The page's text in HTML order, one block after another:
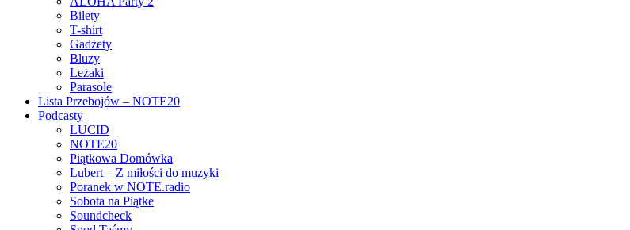
Bilety
T-shirt
Gadżety
Bluzy
Leżaki
Parasole
Lista Przebojów – NOTE20
Podcasty
LUCID
NOTE20
Piątkowa Domówka
Lubert – Z miłości do muzyki
Poranek w NOTE.radio
Sobota na Piątke
Soundcheck